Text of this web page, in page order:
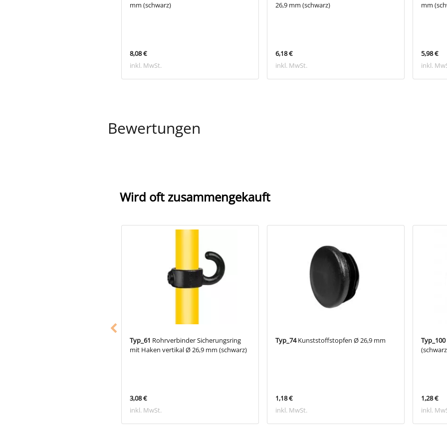
mm (schwarz)
8,08 €
inkl. MwSt.
26,9 mm (schwarz)
6,18 €
inkl. MwSt.
mm
5,98 €
inkl.
Bewertungen
Wird oft zusammengekauft
Typ_61 Rohrverbinder Sicherungsring
mit Haken vertikal Ø 26,9 mm (schwarz)
3,08 €
inkl. MwSt.
Typ_74Kunststoffstopfen Ø 26,9 mm
1,18 €
inkl. MwSt.
Typ_100
1,28 €
inkl.